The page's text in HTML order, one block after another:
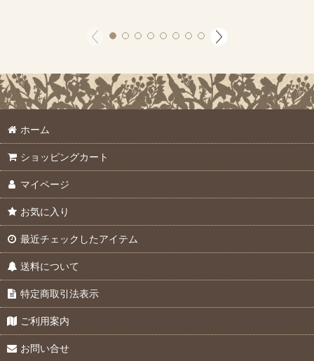
ホーム
ショッピングカート
マイページ
お気に入り
最近チェックしたアイテム
送料について
特定商取引法表示
ご利用案内
お問い合せ